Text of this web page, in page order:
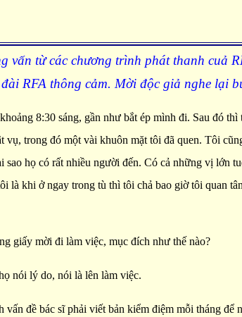
vấn từ các chương trình phát thanh cuả
RFA thông cảm. Mời độc giả nghe lại
8:30 sáng, gần như bắt ép mình đi. Sau đó
trong đó một vài khuôn mặt tôi đã quen. Tôi
họ có rất nhiều người đến. Có cả những vị lớn
là khi ở ngay trong tù thì tôi chả bao giờ tôi quan
giấy mời đi làm việc, mục đích như thế nào?
nói lý do, nói là lên làm việc.
đề bác sĩ phải viết bản kiểm điệm mỗi tháng để